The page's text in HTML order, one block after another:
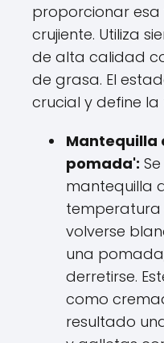
proporcionar
crujiente. Utiliza
de alta calidad
de grasa. El
crucial y define la
Mantequilla
pomada':
mantequilla
volverse
una
derretirse.
como
resultado